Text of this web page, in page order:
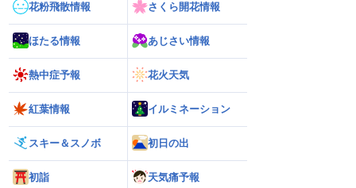
花粉飛散情報 さくら開花情報
ほたる情報 あじさい情報
熱中症予報 花火天気
紅葉情報 イルミネーション
スキー＆スノボ 初日の出
初詣 天気痛予報